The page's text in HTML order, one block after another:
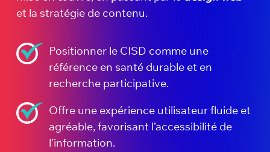
et la stratégie de contenu.
Positionner le CISD comme une
référence en santé durable et en
recherche participative.
Offre une expérience utilisateur fluide et
agréable, favorisant l’accessibilité de
l’information.